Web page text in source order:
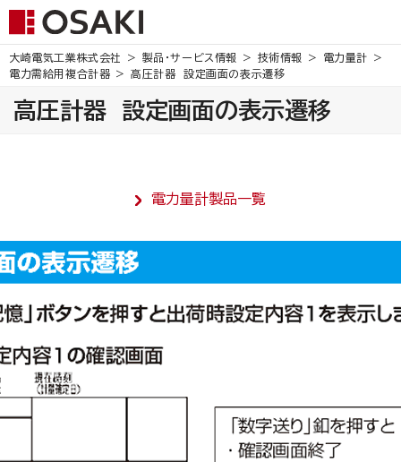
大崎電気工業株式会社 製品・サービス情報 技術情報
電力量計
電力需給用複合計器
高圧計器 設定画面の表示遷移
高圧計器 設定画面の表示遷移
電力量計製品一覧